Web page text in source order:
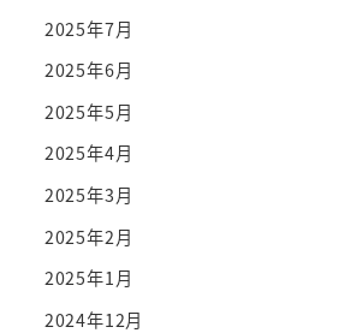
2025年7月
2025年6月
2025年5月
2025年4月
2025年3月
2025年2月
2025年1月
2024年12月